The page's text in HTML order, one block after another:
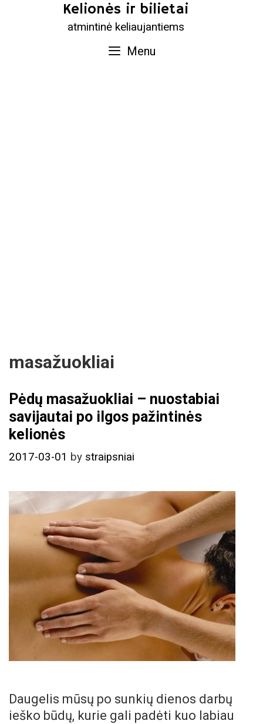
Kelionės ir bilietai
atmintinė keliaujantiems
Menu
masažuokliai
Pėdų masažuokliai – nuostabiai
savijautai po ilgos pažintinės
kelionės
2017-03-01 by straipsniai
Daugelis mūsų po sunkių dienos darbų
ieško būdų, kurie gali padėti kuo labiau